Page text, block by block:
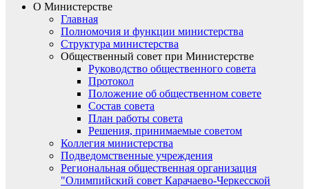
О Министерстве
Главная
Полномочия и функции министерства
Структура министерства
Общественный совет при Министерстве
Руководство общественного совета
Протокол
Положение об общественном совете
Состав совета
План работы совета
Решения, принимаемые советом
Коллегия министерства
Подведомственные учреждения
Региональная общественная организация
"Олимпийский совет Карачаево-Черкесской